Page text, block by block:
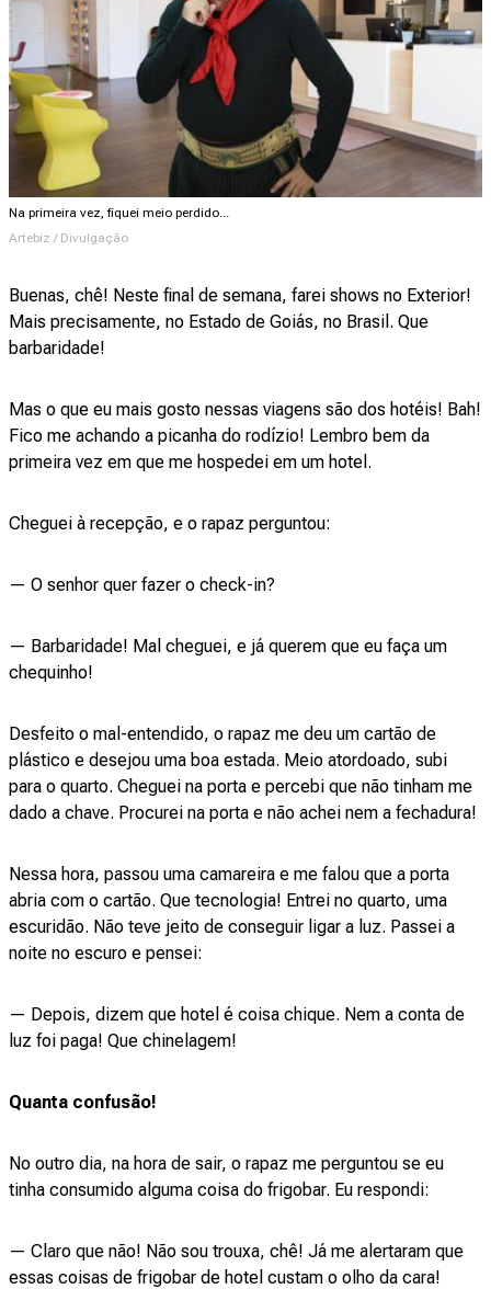
Na primeira vez, fiquei meio perdido...
Artebiz / Divulgação
Buenas, chê! Neste final de semana, farei shows no Exterior!
Mais precisamente, no Estado de Goiás, no Brasil. Que
barbaridade!
Mas o que eu mais gosto nessas viagens são dos hotéis! Bah!
Fico me achando a picanha do rodízio! Lembro bem da
primeira vez em que me hospedei em um hotel.
Cheguei à recepção, e o rapaz perguntou:
— O senhor quer fazer o check-in?
— Barbaridade! Mal cheguei, e já querem que eu faça um
chequinho!
Desfeito o mal-entendido, o rapaz me deu um cartão de
plástico e desejou uma boa estada. Meio atordoado, subi
para o quarto. Cheguei na porta e percebi que não tinham me
dado a chave. Procurei na porta e não achei nem a fechadura!
Nessa hora, passou uma camareira e me falou que a porta
abria com o cartão. Que tecnologia! Entrei no quarto, uma
escuridão. Não teve jeito de conseguir ligar a luz. Passei a
noite no escuro e pensei:
— Depois, dizem que hotel é coisa chique. Nem a conta de
luz foi paga! Que chinelagem!
Quanta confusão!
No outro dia, na hora de sair, o rapaz me perguntou se eu
tinha consumido alguma coisa do frigobar. Eu respondi:
— Claro que não! Não sou trouxa, chê! Já me alertaram que
essas coisas de frigobar de hotel custam o olho da cara!